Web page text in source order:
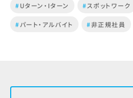
#Uターン・Iターン #スポットワーク
#パート・アルバイト #非正規社員